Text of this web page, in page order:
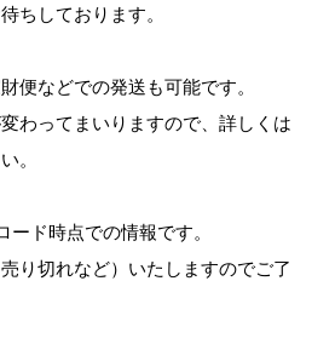
ちしております。
便などでの発送も可能です。
わってまいりますので、詳しくは
。
ド時点での情報です。
り切れなど）いたしますのでご了